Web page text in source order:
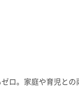
ロ。家庭や育児と